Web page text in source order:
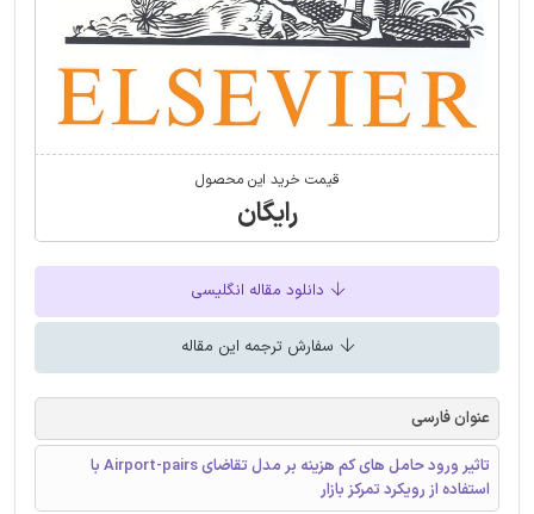
قیمت خرید این محصول
رایگان
دانلود مقاله انگلیسی
سفارش ترجمه این مقاله
عنوان فارسی
تاثیر ورود حامل های کم هزینه بر مدل تقاضای Airport-pairs با
استفاده از رویکرد تمرکز بازار